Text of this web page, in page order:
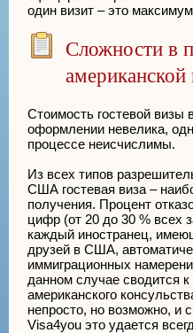
один визит – это
Сложности в
американской
Стоимость гостевой
оформлении невелика,
процессе неисчислимы.
Из всех типов
США гостевая виза –
получения. Процент
цифр (от 20 до 30 % всех
каждый иностранец,
друзей в США,
иммиграционных
данном случае сводится
американского
непросто, но возможно, и
Visa4you это удается